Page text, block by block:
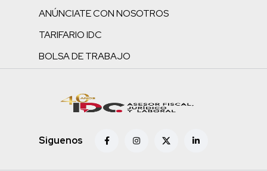
ANÚNCIATE CON NOSOTROS
TARIFARIO IDC
BOLSA DE TRABAJO
Siguenos